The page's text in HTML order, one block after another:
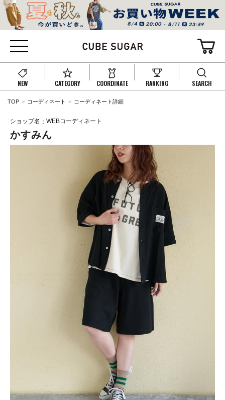
NEW CATEGORY COORDINATE RANKING SEARCH
TOP コーディネート コーディネート詳細
ショップ名 WEBコーディネート
かすみん